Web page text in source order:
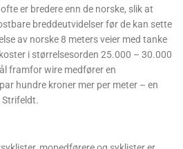
er bredere enn de norske, slik at
breddeutvidelser før de kan sette
av norske 8 meters veier med tanke
i størrelsesorden 25.000 – 30.000
framfor wire medfører en
hundre kroner mer per meter – en